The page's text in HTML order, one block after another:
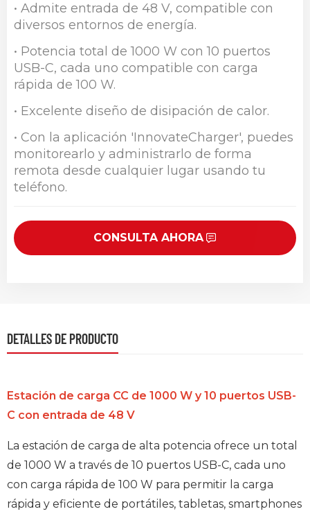
• Admite entrada de 48 V, compatible con
diversos entornos de energía.
• Potencia total de 1000 W con 10 puertos
USB-C, cada uno compatible con carga
rápida de 100 W.
• Excelente diseño de disipación de calor.
• Con la aplicación 'InnovateCharger', puedes
monitorearlo y administrarlo de forma
remota desde cualquier lugar usando tu
teléfono.
CONSULTA AHORA
DETALLES DE PRODUCTO
Estación de carga CC de 1000 W y 10 puertos USB-
C con entrada de 48 V
La estación de carga de alta potencia ofrece un total
de 1000 W a través de 10 puertos USB-C, cada uno
con carga rápida de 100 W para permitir la carga
rápida y eficiente de portátiles, tabletas, smartphones